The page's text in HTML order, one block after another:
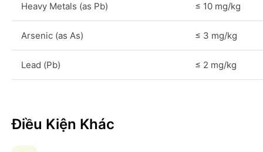
Heavy Metals (as Pb) ≤ 10 mg/kg
Arsenic (as As) ≤ 3 mg/kg
Lead (Pb) ≤ 2 mg/kg
Điều Kiện Khác